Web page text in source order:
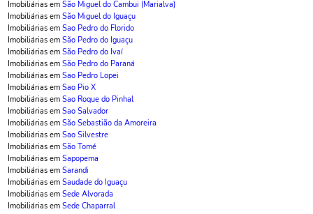
Imobiliárias em São Miguel do Cambui (Marialva)
Imobiliárias em São Miguel do Iguaçu
Imobiliárias em Sao Pedro do Florido
Imobiliárias em São Pedro do Iguaçu
Imobiliárias em São Pedro do Ivaí
Imobiliárias em São Pedro do Paraná
Imobiliárias em Sao Pedro Lopei
Imobiliárias em Sao Pio X
Imobiliárias em Sao Roque do Pinhal
Imobiliárias em Sao Salvador
Imobiliárias em São Sebastião da Amoreira
Imobiliárias em Sao Silvestre
Imobiliárias em São Tomé
Imobiliárias em Sapopema
Imobiliárias em Sarandi
Imobiliárias em Saudade do Iguaçu
Imobiliárias em Sede Alvorada
Imobiliárias em Sede Chaparral